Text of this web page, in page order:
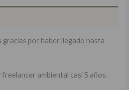
gracias por haber llegado hasta
ambiental casi 5 años.